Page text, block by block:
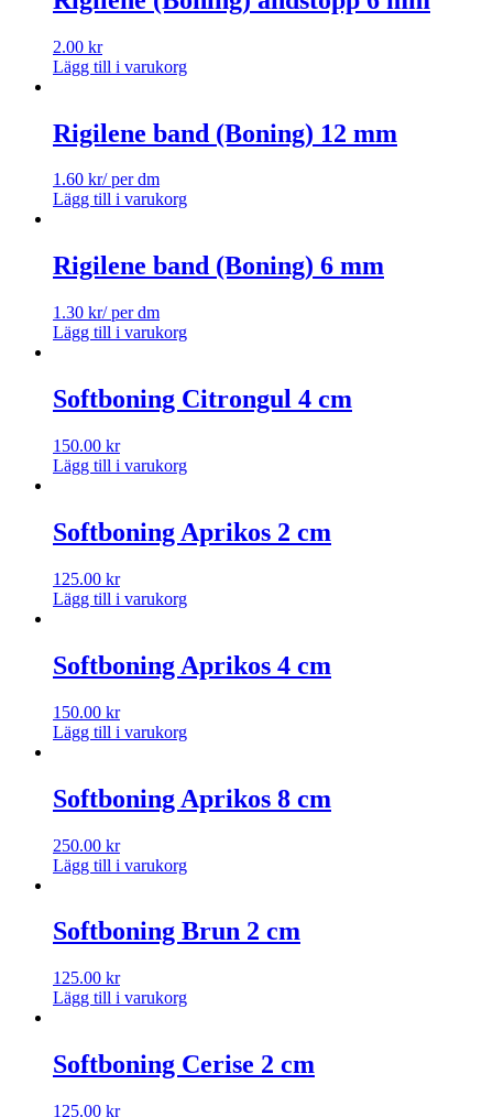
2.00 kr
Lägg till i varukorg
Rigilene band (Boning) 12 mm
1.60 kr/ per dm
Lägg till i varukorg
Rigilene band (Boning) 6 mm
1.30 kr/ per dm
Lägg till i varukorg
Softboning Citrongul 4 cm
150.00 kr
Lägg till i varukorg
Softboning Aprikos 2 cm
125.00 kr
Lägg till i varukorg
Softboning Aprikos 4 cm
150.00 kr
Lägg till i varukorg
Softboning Aprikos 8 cm
250.00 kr
Lägg till i varukorg
Softboning Brun 2 cm
125.00 kr
Lägg till i varukorg
Softboning Cerise 2 cm
125.00 kr